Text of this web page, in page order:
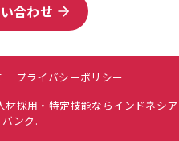
合わせ
プライバシーポリシー
材採用・特定技能ならインドネシ
バンク.